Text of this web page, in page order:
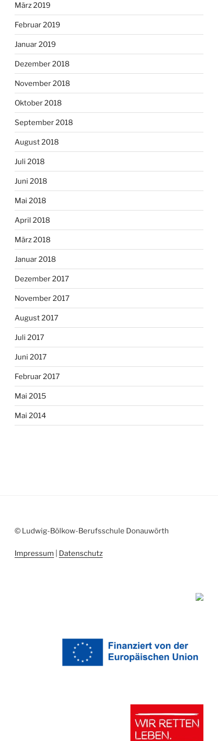
März 2019
Februar 2019
Januar 2019
Dezember 2018
November 2018
Oktober 2018
September 2018
August 2018
Juli 2018
Juni 2018
Mai 2018
April 2018
März 2018
Januar 2018
Dezember 2017
November 2017
August 2017
Juli 2017
Juni 2017
Februar 2017
Mai 2015
Mai 2014
© Ludwig-Bölkow-Berufsschule Donauwörth
Impressum Datenschutz